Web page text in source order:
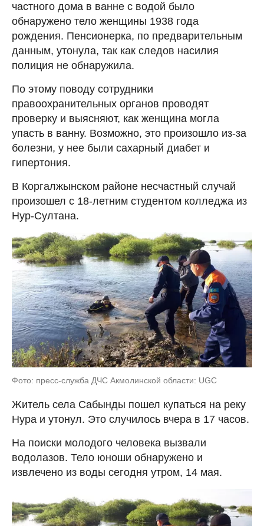
частного дома в ванне с водой было
обнаружено тело женщины 1938 года
рождения. Пенсионерка, по предварительным
данным, утонула, так как следов насилия
полиция не обнаружила.
По этому поводу сотрудники
правоохранительных органов проводят
проверку и выясняют, как женщина могла
упасть в ванну. Возможно, это произошло из-за
болезни, у нее были сахарный диабет и
гипертония.
В Коргалжынском районе несчастный случай
произошел с 18-летним студентом колледжа из
Нур-Султана.
Фото: пресс-служба ДЧС Акмолинской области: UGC
Житель села Сабынды пошел купаться на реку
Нура и утонул. Это случилось вчера в 17 часов.
На поиски молодого человека вызвали
водолазов. Тело юноши обнаружено и
извлечено из воды сегодня утром, 14 мая.